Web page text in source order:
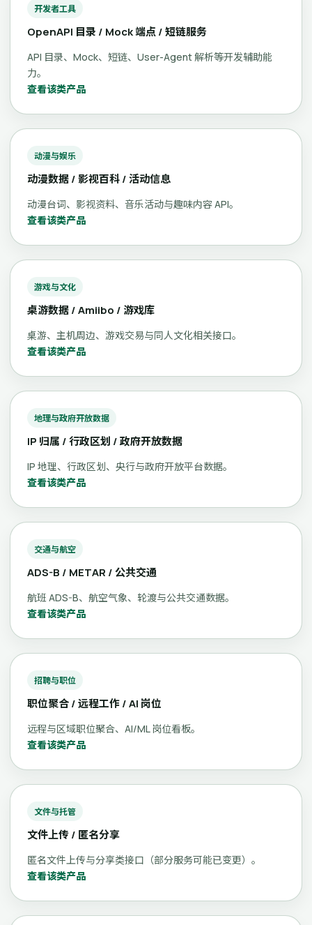
开发者工具
OpenAPI 目录 / Mock 端点 / 短链服务
API 目录、Mock、短链、User-Agent 解析等开发辅助能
力。
查看该类产品
动漫与娱乐
动漫数据 / 影视百科 / 活动信息
动漫台词、影视资料、音乐活动与趣味内容 API。
查看该类产品
游戏与文化
桌游数据 / Amiibo / 游戏库
桌游、主机周边、游戏交易与同人文化相关接口。
查看该类产品
地理与政府开放数据
IP 归属 / 行政区划 / 政府开放数据
IP 地理、行政区划、央行与政府开放平台数据。
查看该类产品
交通与航空
ADS-B / METAR / 公共交通
航班 ADS-B、航空气象、轮渡与公共交通数据。
查看该类产品
招聘与职位
职位聚合 / 远程工作 / AI 岗位
远程与区域职位聚合、AI/ML 岗位看板。
查看该类产品
文件与托管
文件上传 / 匿名分享
匿名文件上传与分享类接口（部分服务可能已变更）。
查看该类产品